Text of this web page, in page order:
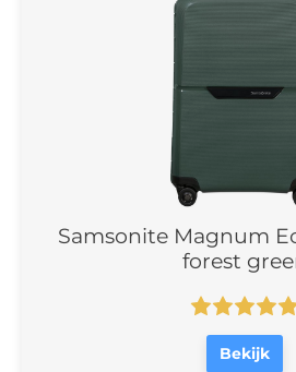
Samsonite Magnum
forest
Bekijk